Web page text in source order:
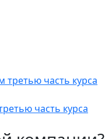
часть курса